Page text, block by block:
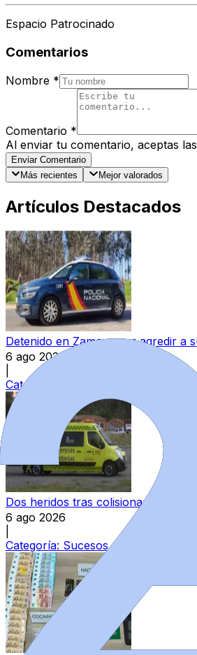
Espacio Patrocinado
Comentarios
Nombre *
Comentario *
Al enviar tu comentario, aceptas las
Enviar Comentario
Más recientes
Mejor valorados
Artículos Destacados
Detenido en Zamora por agredir a
6 ago 2026
Categoría:
Dos heridos tras colisionar un
6 ago 2026
Categoría: Sucesos